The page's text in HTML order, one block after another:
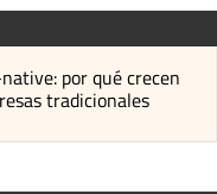
por qué crecen
tradicionales